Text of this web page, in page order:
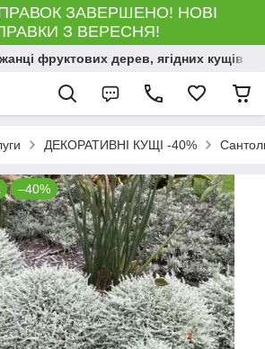
ЗАВЕРШЕНО! НОВІ
З ВЕРЕСНЯ!
фруктових дерев, ягідних кущів і
ДЕКОРАТИВНІ КУЩІ -40%
–40%